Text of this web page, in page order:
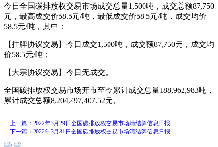
今日全国碳排放权交易市场成交总量1,500吨，成交总额87,750
元，最高成交价58.5元/吨，最低成交价58.5元/吨，成交均价
58.5元/吨，其中：
【挂牌协议交易】今日成交1,500吨，成交额87,750元，成交均
价58.5元/吨；
【大宗协议交易】今日无成交。
全国碳排放权交易市场开市至今累计成交总量188,962,983吨，
累计成交总额8,204,497,407.52元。
上一篇：2022年3月29日全国碳排放权交易市场清结算信息日报
下一篇：2022年3月31日全国碳排放权交易市场清结算信息日报